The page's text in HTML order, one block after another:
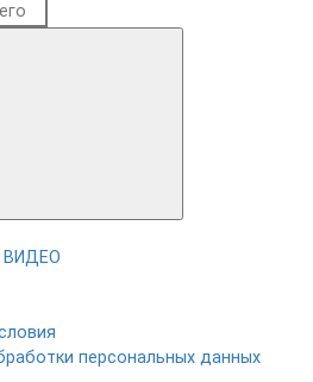
ВИДЕО
персональных данных